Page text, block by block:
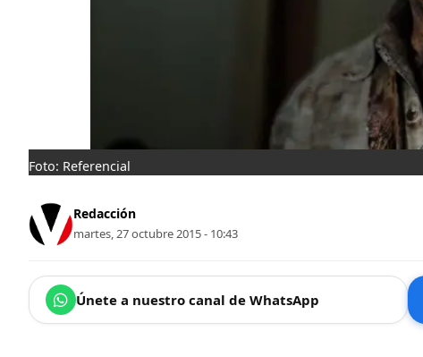
Foto: Referencial
Redacción
martes, 27 octubre 2015 - 10:43
Únete a nuestro canal de WhatsApp